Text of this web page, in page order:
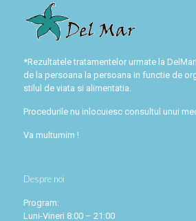
*Rezultatele tratamentelor urmate la
de la persoana la persoana in functie de
stilul de viata si alimentatia.
Procedurile nu inlocuiesc consultul unui
Va multumim !
Despre noi
Program:
Luni-Vineri 8:00 – 21:00